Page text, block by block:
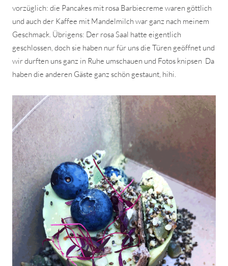
vorzüglich: die Pancakes mit rosa Barbiecreme waren göttlich
und auch der Kaffee mit Mandelmilch war ganz nach meinem
Geschmack. Übrigens: Der rosa Saal hatte eigentlich
geschlossen, doch sie haben nur für uns die Türen geöffnet und
wir durften uns ganz in Ruhe umschauen und Fotos knipsen Da
haben die anderen Gäste ganz schön gestaunt, hihi.